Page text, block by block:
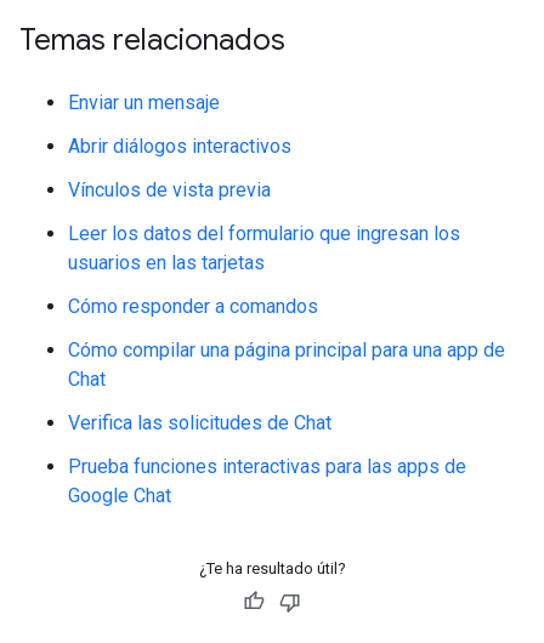
Temas relacionados
Enviar un mensaje
Abrir diálogos interactivos
Vínculos de vista previa
Leer los datos del formulario que ingresan los
usuarios en las tarjetas
Cómo responder a comandos
Cómo compilar una página principal para una app de
Chat
Verifica las solicitudes de Chat
Prueba funciones interactivas para las apps de
Google Chat
¿Te ha resultado útil?